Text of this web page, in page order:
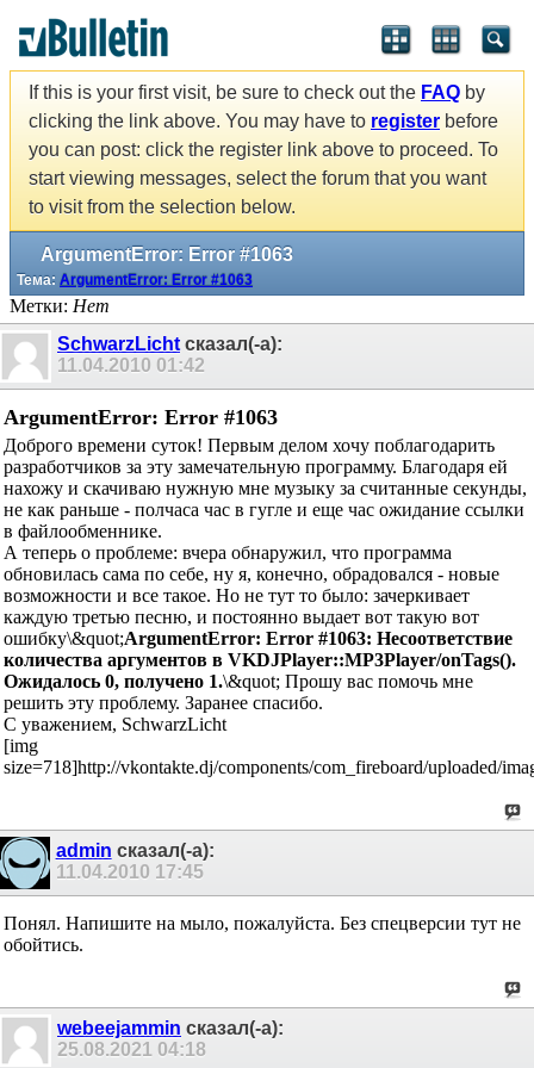
If this is your first visit, be sure to check out the FAQ by
clicking the link above. You may have to register before
you can post: click the register link above to proceed. To
start viewing messages, select the forum that you want
to visit from the selection below.
ArgumentError: Error #1063
Тема: ArgumentError: Error #1063
Метки: Нет
SchwarzLicht сказал(-а):
11.04.2010 01:42
ArgumentError: Error #1063
Доброго времени суток! Первым делом хочу поблагодарить
разработчиков за эту замечательную программу. Благодаря ей
нахожу и скачиваю нужную мне музыку за считанные секунды,
не как раньше - полчаса час в гугле и еще час ожидание ссылки
в файлообменнике.
А теперь о проблеме: вчера обнаружил, что программа
обновилась сама по себе, ну я, конечно, обрадовался - новые
возможности и все такое. Но не тут то было: зачеркивает
каждую третью песню, и постоянно выдает вот такую вот
ошибку\&quot;ArgumentError: Error #1063: Несоответствие
количества аргументов в VKDJPlayer::MP3Player/onTags().
Ожидалось 0, получено 1.\&quot; Прошу вас помочь мне
решить эту проблему. Заранее спасибо.
С уважением, SchwarzLicht
[img
size=718]http://vkontakte.dj/components/com_fireboard/uploaded/
admin сказал(-а):
11.04.2010 17:45
Понял. Напишите на мыло, пожалуйста. Без спецверсии тут не
обойтись.
webeejammin сказал(-а):
25.08.2021 04:18